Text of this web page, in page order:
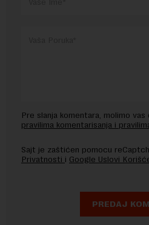
Pre slanja komentara, molimo
pravilima komentarisanja i
Sajt je zaštićen pomocu
Privatnosti i Google Uslovi